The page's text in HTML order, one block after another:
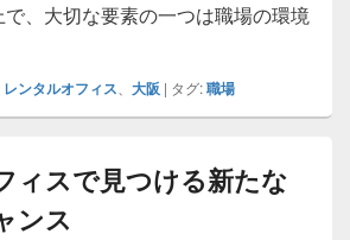
で、大切な要素の一つは職場の環境
レンタルオフィス 大阪 | タグ:職場
ィスで見つける新たな
ンス